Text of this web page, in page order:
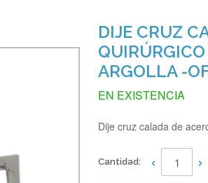
DIJE CRUZ
ARGOLLA -
EN EXISTENCIA
Dije cruz calada de
Cantidad: ‹ ›